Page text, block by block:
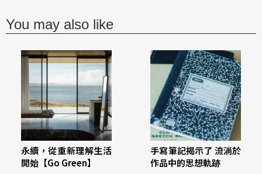
You may also like
永續，從重新理解生活
開始【Go Green】
手寫筆記揭示了 流淌於
作品中的思想軌跡